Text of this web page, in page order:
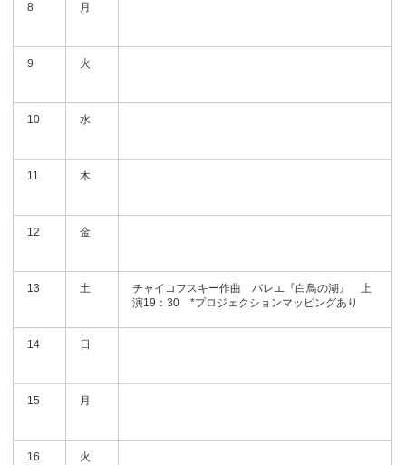
8 月
9 火
10 水
11 木
12 金
13 土
チャイコフスキー作曲 バレエ『白鳥の湖』 上
演19：30 *プロジェクションマッピングあり
14 日
15 月
16 火